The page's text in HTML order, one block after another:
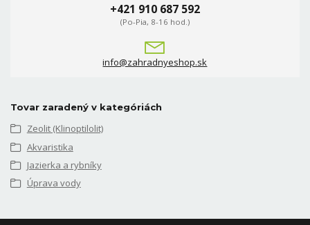
+421 910 687 592
(Po-Pia, 8-16 hod.)
info@zahradnyeshop.sk
Tovar zaradený v kategóriách
Zeolit (Klinoptilolit)
Akvaristika
Jazierka a rybníky
Úprava vody